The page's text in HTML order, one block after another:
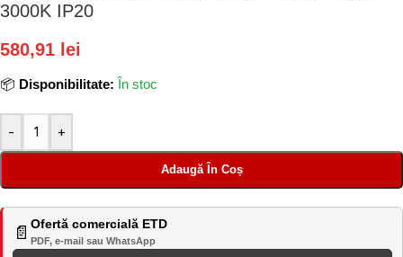
3000K IP20
580,91 lei
📦 Disponibilitate: În stoc
- +
Adaugă În Coș
📄 Ofertă comercială ETD
PDF, e-mail sau WhatsApp